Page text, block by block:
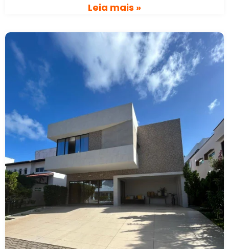
Leia mais »